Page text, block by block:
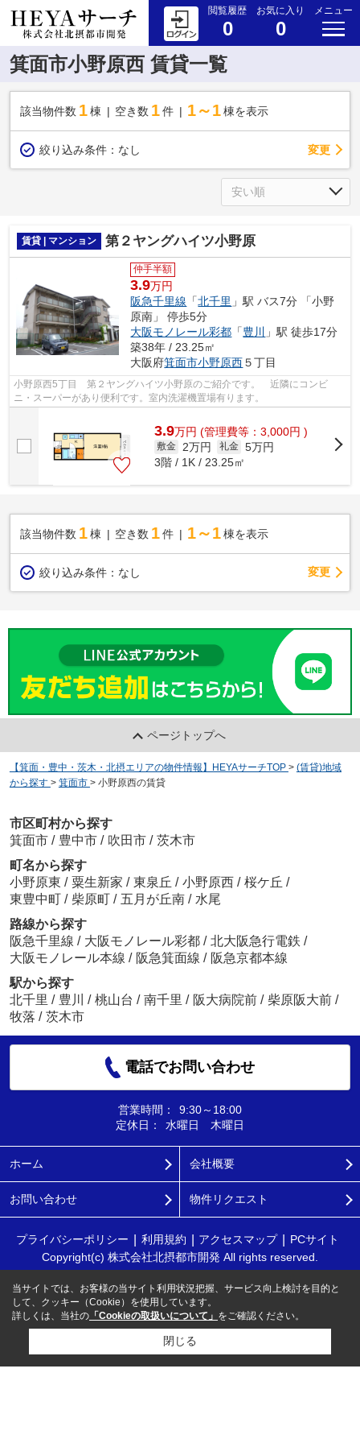
閲覧履歴
0
お気に入り
0
メニュー
箕面市小野原西 賃貸一覧
該当物件数 1棟 空き数 1 件 1～1 棟を表示
絞り込み条件： なし 変更
賃貸 | マンション 第２ヤングハイツ小野原
仲手半額
3.9万円
阪急千里線 「北千里 」駅 バス7分 「小野
原南」 停歩5分
大阪モノレール彩都 「豊川
」駅 徒歩17分
築38年 / 23.25㎡
大阪府箕面市小野原西５丁目
小野原西5丁目 第２ヤングハイツ小野原のご紹介です。 近隣にコンビ
ニ・スーパーがあり便利です。室内洗濯機置場有ります。
3.9万円 (管理費等：3,000円 )
敷金 2万円 礼金 5万円
3階 / 1K / 23.25㎡
該当物件数 1棟 空き数 1 件 1～1 棟を表示
絞り込み条件： なし 変更
ページトップへ
【箕面・豊中・茨木・北摂エリアの物件情報】HEYAサーチTOP > (賃貸)地域
から探す > 箕面市 > 小野原西の賃貸
市区町村から探す
箕面市 / 豊中市 / 吹田市 / 茨木市
町名から探す
小野原東 / 粟生新家 / 東泉丘 / 小野原西 / 桜ケ丘 /
東豊中町 / 柴原町 / 五月が丘南 / 水尾
路線から探す
阪急千里線 / 大阪モノレール彩都 / 北大阪急行電鉄 /
大阪モノレール本線 / 阪急箕面線 / 阪急京都本線
駅から探す
北千里 / 豊川 / 桃山台 / 南千里 / 阪大病院前 / 柴原阪大前 /
牧落 / 茨木市
電話でお問い合わせ
営業時間：
9:30～18:00
定休日：
水曜日 木曜日
ホーム 会社概要
お問い合わせ 物件リクエスト
プライバシーポリシー 利用規約 アクセスマップ
PCサイト
Copyright(c) 株式会社北摂都市開発 All rights reserved.
当サイトでは、お客様の当サイト利用状況把握、サービス向上検討を目的と
して、クッキー（Cookie）を使用しています。
詳しくは、当社の 「Cookieの取扱いについて」 をご確認ください。
閉じる